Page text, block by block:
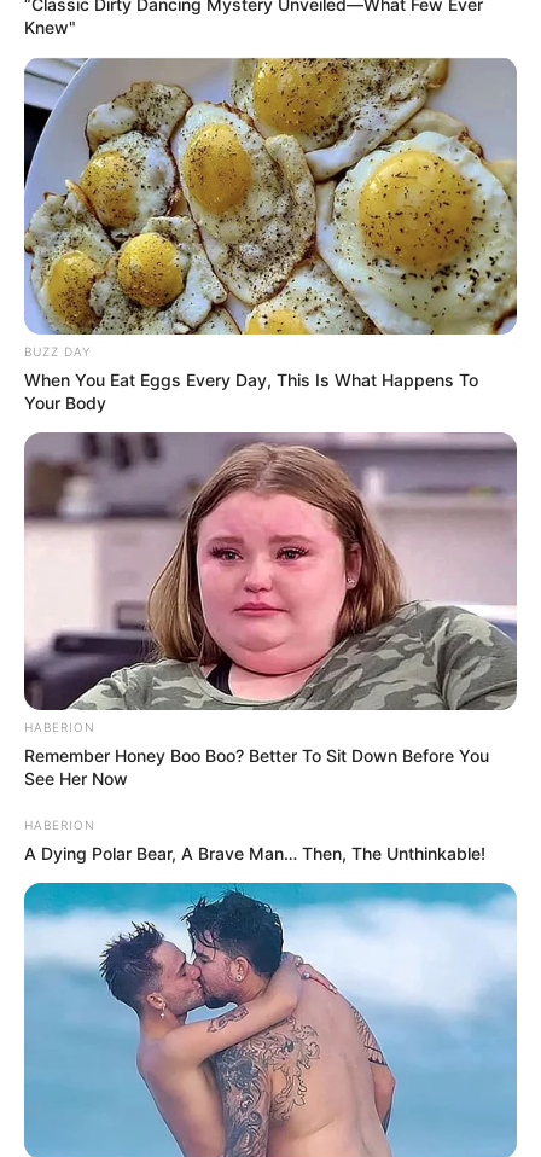
Fremdenverkehrsamt und Tourist Information
Hier kann auch eineVeranstaltung für Bingen eingetragen
werden, ebenso für alle weiteren Städte und Gemeinden.
Weitere Informationen über Bingen und den
Mittelrhein im Internet:
Hotels in Bingen
www.bingen.de
Kauf- und Lesetipps:
Puzzle
Hotel Bingenhierbuchen
Deutschlandweit Veranstaltung kostenlos
eintragen:
Bilderfreigabe: Die Bilder dieser Seite dürfen unter
bestimmten Bedingungen für private und kommerzielle
Zwecke kostenlos benutzt werden. Weiteres siehe
Bilderfreigabe.
Das Wissen, das die Bauern schon seit Jahrtausenden
bei der Tier- und Pflanzenzucht anwenden, hatte
“Classic Dirty Dancing Mystery Unveiled—What Few Ever
Knew"
BUZZ DAY
When You Eat Eggs Every Day, This Is What Happens To
Your Body
HABERION
Remember Honey Boo Boo? Better To Sit Down Before You
See Her Now
HABERION
A Dying Polar Bear, A Brave Man… Then, The Unthinkable!